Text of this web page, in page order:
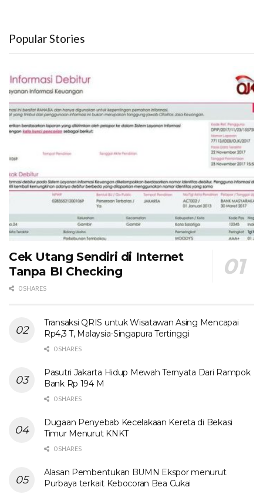
Popular Stories
Cek Utang Sendiri di Internet
Tanpa BI Checking
0 SHARES
Transaksi QRIS untuk Wisatawan Asing Mencapai
Rp4,3 T, Malaysia-Singapura Tertinggi
0 SHARES
Pasutri Jakarta Hidup Mewah Ternyata Dari Rampok
Bank Rp 194 M
0 SHARES
Dugaan Penyebab Kecelakaan Kereta di Bekasi
Timur Menurut KNKT
0 SHARES
Alasan Pembentukan BUMN Ekspor menurut
Purbaya terkait Kebocoran Bea Cukai